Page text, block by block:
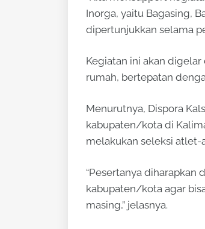
Inorga, yaitu Bagasing,
dipertunjukkan selama
Kegiatan ini akan
rumah, bertepatan
Menurutnya, Dispora
kabupaten/kota di
melakukan seleksi atlet-
“Pesertanya diharapkan
kabupaten/kota agar
masing,” jelasnya.